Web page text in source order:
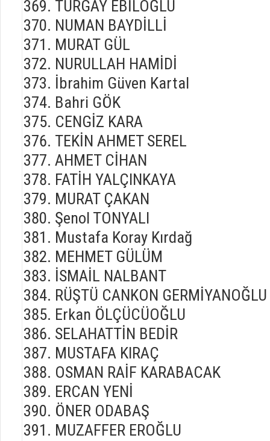
TURGAY EBİLOĞLU
NUMAN BAYDİLLİ
MURAT GÜL
NURULLAH HAMİDİ
İbrahim Güven Kartal
Bahri GÖK
CENGİZ KARA
TEKİN AHMET SEREL
AHMET CİHAN
FATİH YALÇINKAYA
MURAT ÇAKAN
Şenol TONYALI
Mustafa Koray Kırdağ
MEHMET GÜLÜM
İSMAİL NALBANT
RÜŞTÜ CANKON GERMİYANOĞLU
Erkan ÖLÇÜCÜOĞLU
SELAHATTİN BEDİR
MUSTAFA KIRAÇ
OSMAN RAİF KARABACAK
ERCAN YENİ
ÖNER ODABAŞ
MUZAFFER EROĞLU